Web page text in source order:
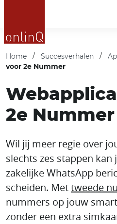
Home / Succesverhalen /
voor 2e Nummer
2e Nummer
Wil jij meer regie over
slechts zes stappen kan
zakelijke WhatsApp
scheiden. Mettweede
nummers op jouw
zonder een extra